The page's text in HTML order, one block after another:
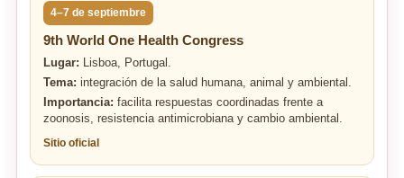
4–7 de septiembre
9th World One Health Congress
Lugar: Lisboa, Portugal.
Tema: integración de la salud humana, animal y ambiental.
Importancia: facilita respuestas coordinadas frente a
zoonosis, resistencia antimicrobiana y cambio ambiental.
Sitio oficial